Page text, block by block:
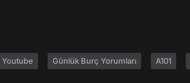
Youtube Günlük Burç Yorumları A101